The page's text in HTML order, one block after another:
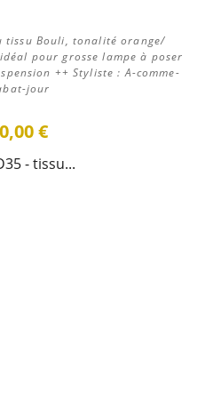
tissu Bouli, tonalité orange/
pour grosse lampe à poser
++ Styliste : A-comme-
jour
0,00 €